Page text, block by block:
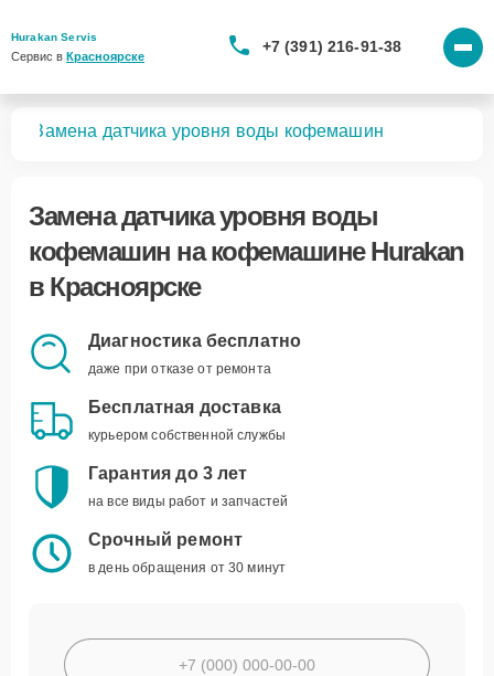
Hurakan Servis
Сервис в Красноярске
+7 (391) 216-91-38
Замена датчика уровня воды кофемашин
Замена датчика уровня воды
кофемашин на кофемашине Hurakan
в Красноярске
Диагностика бесплатно
даже при отказе от ремонта
Бесплатная доставка
курьером собственной службы
Гарантия до 3 лет
на все виды работ и запчастей
Срочный ремонт
в день обращения от 30 минут